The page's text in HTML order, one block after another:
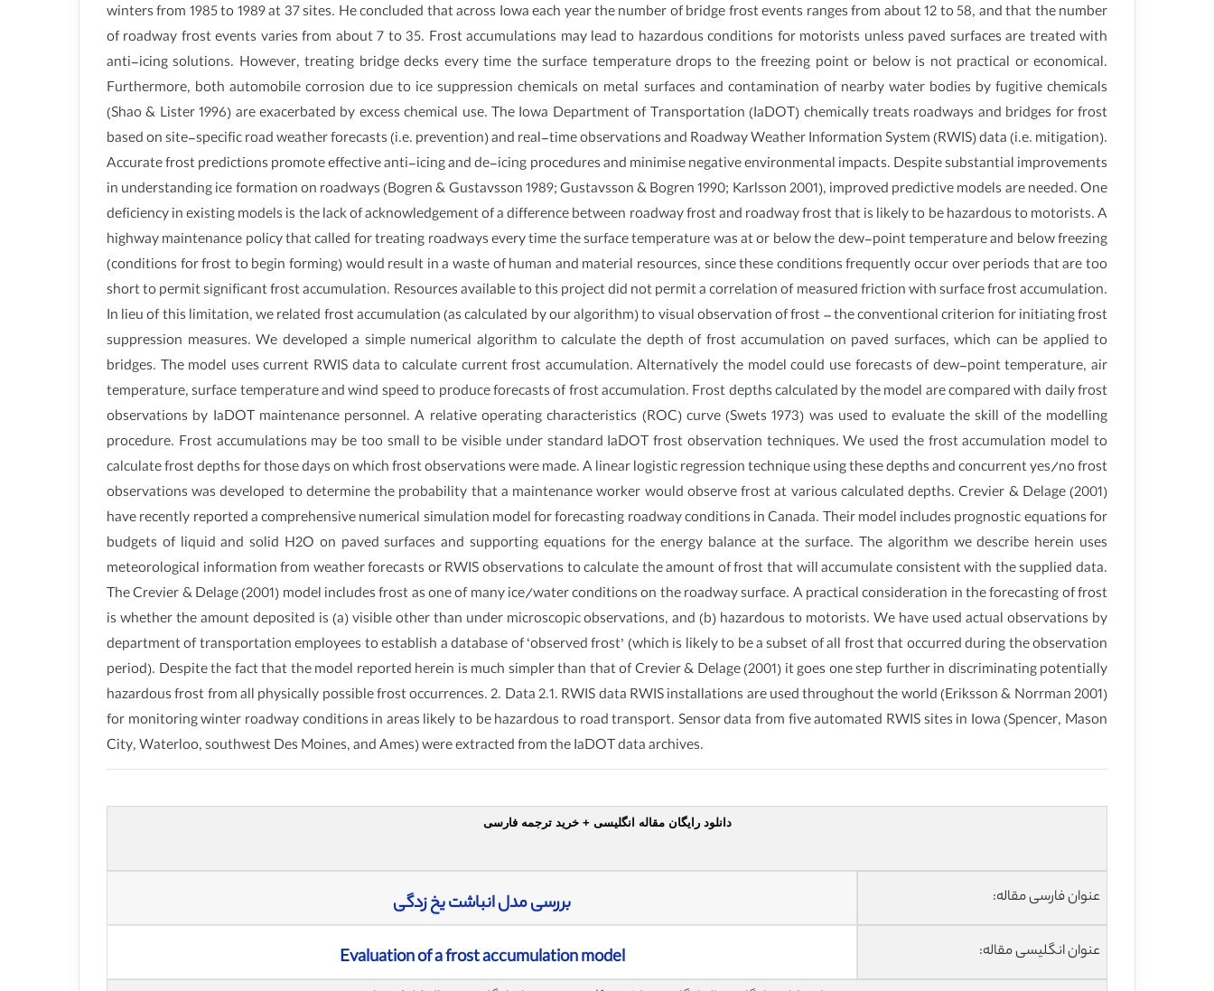
winters from 1985 to 1989 at 37 sites. He concluded that across Iowa each year the number of bridge frost events ranges from about 12 to 58, and that the number
of roadway frost events varies from about 7 to 35. Frost accumulations may lead to hazardous conditions for motorists unless paved surfaces are treated with
anti-icing solutions. However, treating bridge decks every time the surface temperature drops to the freezing point or below is not practical or economical.
Furthermore, both automobile corrosion due to ice suppression chemicals on metal surfaces and contamination of nearby water bodies by fugitive chemicals
(Shao & Lister 1996) are exacerbated by excess chemical use. The Iowa Department of Transportation (IaDOT) chemically treats roadways and bridges for frost
based on site-specific road weather forecasts (i.e. prevention) and real-time observations and Roadway Weather Information System (RWIS) data (i.e. mitigation).
Accurate frost predictions promote effective anti-icing and de-icing procedures and minimise negative environmental impacts. Despite substantial improvements
in understanding ice formation on roadways (Bogren & Gustavsson 1989; Gustavsson & Bogren 1990; Karlsson 2001), improved predictive models are needed. One
deficiency in existing models is the lack of acknowledgement of a difference between roadway frost and roadway frost that is likely to be hazardous to motorists. A
highway maintenance policy that called for treating roadways every time the surface temperature was at or below the dew-point temperature and below freezing
(conditions for frost to begin forming) would result in a waste of human and material resources, since these conditions frequently occur over periods that are too
short to permit significant frost accumulation. Resources available to this project did not permit a correlation of measured friction with surface frost accumulation.
In lieu of this limitation, we related frost accumulation (as calculated by our algorithm) to visual observation of frost – the conventional criterion for initiating frost
suppression measures. We developed a simple numerical algorithm to calculate the depth of frost accumulation on paved surfaces, which can be applied to
bridges. The model uses current RWIS data to calculate current frost accumulation. Alternatively the model could use forecasts of dew-point temperature, air
temperature, surface temperature and wind speed to produce forecasts of frost accumulation. Frost depths calculated by the model are compared with daily frost
observations by IaDOT maintenance personnel. A relative operating characteristics (ROC) curve (Swets 1973) was used to evaluate the skill of the modelling
procedure. Frost accumulations may be too small to be visible under standard IaDOT frost observation techniques. We used the frost accumulation model to
calculate frost depths for those days on which frost observations were made. A linear logistic regression technique using these depths and concurrent yes/no frost
observations was developed to determine the probability that a maintenance worker would observe frost at various calculated depths. Crevier & Delage (2001)
have recently reported a comprehensive numerical simulation model for forecasting roadway conditions in Canada. Their model includes prognostic equations for
budgets of liquid and solid H2O on paved surfaces and supporting equations for the energy balance at the surface. The algorithm we describe herein uses
meteorological information from weather forecasts or RWIS observations to calculate the amount of frost that will accumulate consistent with the supplied data.
The Crevier & Delage (2001) model includes frost as one of many ice/water conditions on the roadway surface. A practical consideration in the forecasting of frost
is whether the amount deposited is (a) visible other than under microscopic observations, and (b) hazardous to motorists. We have used actual observations by
department of transportation employees to establish a database of ‘observed frost’ (which is likely to be a subset of all frost that occurred during the observation
period). Despite the fact that the model reported herein is much simpler than that of Crevier & Delage (2001) it goes one step further in discriminating potentially
hazardous frost from all physically possible frost occurrences. 2. Data 2.1. RWIS data RWIS installations are used throughout the world (Eriksson & Norrman 2001)
for monitoring winter roadway conditions in areas likely to be hazardous to road transport. Sensor data from five automated RWIS sites in Iowa (Spencer, Mason
City, Waterloo, southwest Des Moines, and Ames) were extracted from the IaDOT data archives.
دانلود رایگان مقاله انگلیسی + خرید ترجمه فارسی
عنوان فارسی مقاله: بررسی مدل انباشت یخ زدگی
عنوان انگلیسی مقاله: Evaluation of a frost accumulation model